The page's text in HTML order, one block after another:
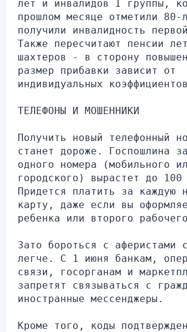
лет и инвалидов I группы,
прошлом месяце отметили 80-
получили инвалидность
Также пересчитают пенсии
шахтеров - в сторону
размер прибавки зависит от
индивидуальных
ТЕЛЕФОНЫ И МОШЕННИКИ
Получить новый телефонный
станет дороже. Госпошлина
одного номера (мобильного
городского) вырастет до 100
Придется платить за каждую
карту, даже если вы
ребенка или второго
Зато бороться с аферистами
легче. С 1 июня банкам,
связи, госорганам и
запретят связываться с
иностранные мессенджеры.
Кроме того, коды